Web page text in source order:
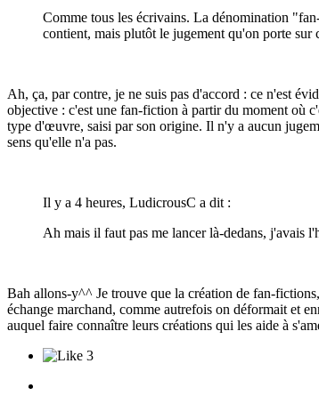
Comme tous les écrivains. La dénomination
contient, mais plutôt le jugement qu'on porte sur
Ah, ça, par contre, je ne suis pas d'accord : ce n'est
objective : c'est une fan-fiction à partir du moment où
type d'œuvre, saisi par son origine. Il n'y a aucun
sens qu'elle n'a pas.
Il y a 4 heures, LudicrousC a dit :
Ah mais il faut pas me lancer là-dedans, j'avais
Bah allons-y^^ Je trouve que la création de fan-
échange marchand, comme autrefois on déformait et
auquel faire connaître leurs créations qui les aide à
3